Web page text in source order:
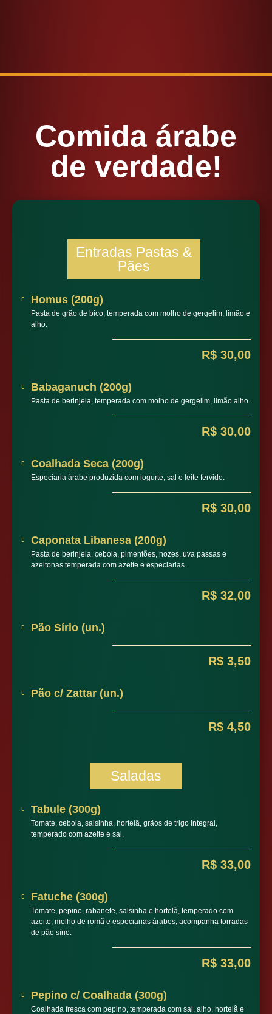
Comida árabe
de verdade!
Entradas Pastas &
Pães
Homus (200g)
Pasta de grão de bico, temperada com molho de gergelim, limão e
alho.
R$ 30,00
Babaganuch (200g)
Pasta de berinjela, temperada com molho de gergelim, limão alho.
R$ 30,00
Coalhada Seca (200g)
Especiaria árabe produzida com iogurte, sal e leite fervido.
R$ 30,00
Caponata Libanesa (200g)
Pasta de berinjela, cebola, pimentões, nozes, uva passas e
azeitonas temperada com azeite e especiarias.
R$ 32,00
Pão Sírio (un.)
R$ 3,50
Pão c/ Zattar (un.)
R$ 4,50
Saladas
Tabule (300g)
Tomate, cebola, salsinha, hortelã, grãos de trigo integral,
temperado com azeite e sal.
R$ 33,00
Fatuche (300g)
Tomate, pepino, rabanete, salsinha e hortelã, temperado com
azeite, molho de romã e especiarias árabes, acompanha torradas
de pão sírio.
R$ 33,00
Pepino c/ Coalhada (300g)
Coalhada fresca com pepino, temperada com sal, alho, hortelã e